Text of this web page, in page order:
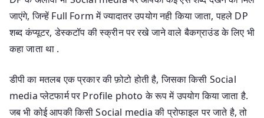
जाएंगे, जिन्हें Full Form में ज्यादातर उपयोग नही किया जाता, पहले DP
शब्द कंप्यूटर, डेस्कटॉप की स्क्रीन पर रखे जाने वाले बैकग्राउंड के लिए भी
कहा जाता था .
डीपी का मतलब एक प्रकार की फ़ोटो होती है, जिसका किसी Social
media प्लेटफार्म पर Profile photo के रूप में उपयोग किया जाता है.
जब भी कोई आपकी किसी Social media की प्रोफाइल पर जाते है, तो